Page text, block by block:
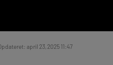
april 23, 2025 11:47